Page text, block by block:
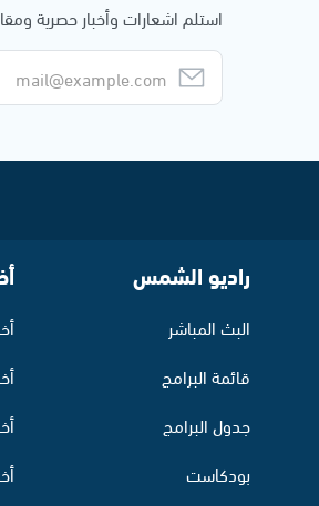
استلم اشعارات وأخبار حصرية
راديو الشمس
البث المباشر
قائمة البرامج
جدول البرامج
بودكاست